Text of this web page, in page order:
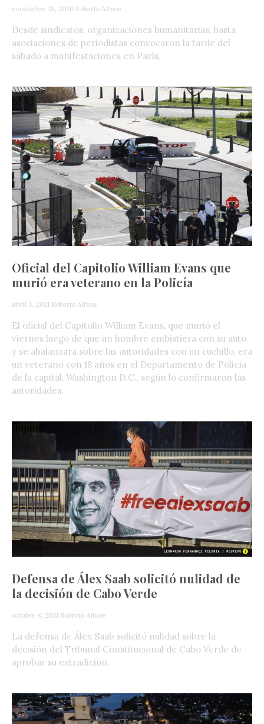
noviembre 28, 2020 Roberto Altuve
Desde sindicatos, organizaciones humanitarias, hasta
asociaciones de periodistas convocaron la tarde del
sábado a manifestaciones en París.
Oficial del Capitolio William Evans que
murió era veterano en la Policía
abril 3, 2021 Roberto Altuve
El oficial del Capitolio William Evans, que murió el
viernes luego de que un hombre embistiera con su auto
y se abalanzara sobre las autoridades con un cuchillo, era
un veterano con 18 años en el Departamento de Policía
de la capital, Washington D.C., según lo confirmaron las
autoridades.
Defensa de Álex Saab solicitó nulidad de
la decisión de Cabo Verde
octubre 8, 2021 Roberto Altuve
La defensa de Álex Saab solicitó nulidad sobre la
decisión del Tribunal Constitucional de Cabo Verde de
aprobar su extradición.